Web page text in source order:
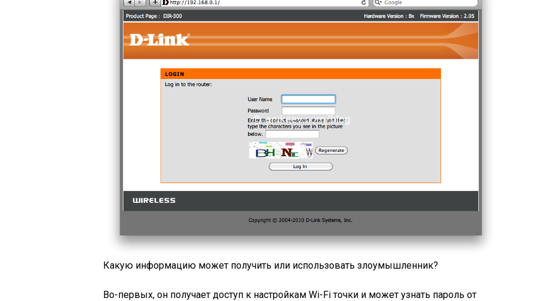
Какую информацию может получить или использовать злоумышленник?
Во-первых, он получает доступ к настройкам Wi-Fi точки и может узнать пароль от